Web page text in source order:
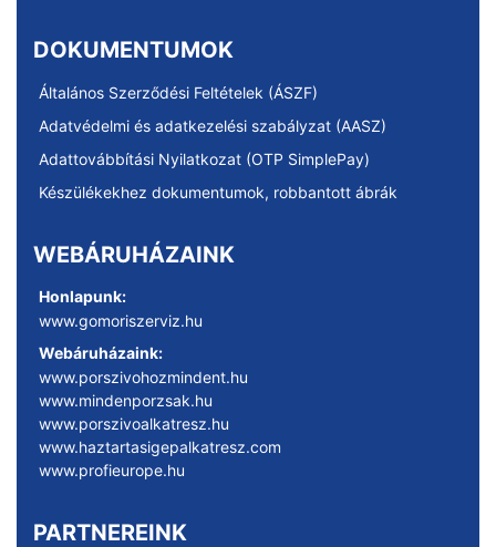
DOKUMENTUMOK
Általános Szerződési Feltételek (ÁSZF)
Adatvédelmi és adatkezelési szabályzat (AASZ)
Adattovábbítási Nyilatkozat (OTP SimplePay)
Készülékekhez dokumentumok, robbantott ábrák
WEBÁRUHÁZAINK
Honlapunk:
www.gomoriszerviz.hu
Webáruházaink:
www.porszivohozmindent.hu
www.mindenporzsak.hu
www.porszivoalkatresz.hu
www.haztartasigepalkatresz.com
www.profieurope.hu
PARTNEREINK